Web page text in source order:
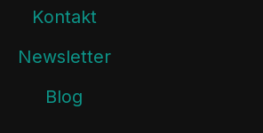
Kontakt
Newsletter
Blog